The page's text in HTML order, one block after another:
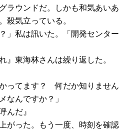
ラウンドだ。しかも和気あいあ
殺気立っている。
」私は訊いた。「開発センター
東海林さんは繰り返した。
ってます？ 何だか知りません
なんですか？」
んだ』
がった。もう一度、時刻を確認